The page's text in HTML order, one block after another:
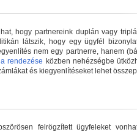
hogy partnereink duplán vagy
látszik, hogy egy ügyfél
nem egy partnerre, hanem
rendezése közben nehézségbe
és kiegyenlítéseket lehet
felrögzített ügyfeleket